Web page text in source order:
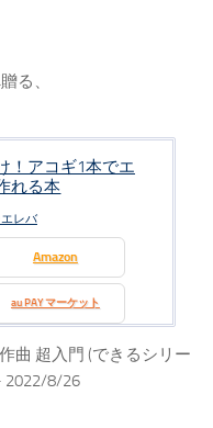
る、
！アコギ1本でエ
れる本
レバ
Amazon
au PAY マーケット
曲 超入門 (できるシリー
2022/8/26